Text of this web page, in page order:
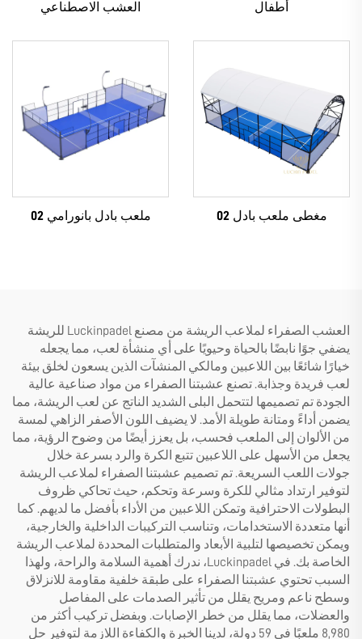
أطفال العشب الاصطناعي
مغطى ملعب بادل 02 ملعب بادل بانورامي 02
العشب الصفراء لملاعب الريشة من مصنع Luckinpadel للريشة
يضفي جوًا نابضًا بالحياة وحيويًا على أي منشأة لعب، مما يجعله
خيارًا شائعًا بين اللاعبين ومالكي المنشآت الذين يسعون لخلق بيئة
لعب فريدة وجذابة. تصنع عشبتنا الصفراء من مواد صناعية عالية
الجودة تم تصميمها لتتحمل البلى الشديد الناتج عن لعب الريشة، مما
يضمن أداءً ومتانة طويلة الأمد. لا يضيف اللون الأصفر الزاهي لمسة
من الألوان إلى الملعب فحسب، بل يعزز أيضًا من وضوح الرؤية، مما
يجعل من الأسهل على اللاعبين تتبع الكرة والرد بسرعة خلال
جولات اللعب السريعة. تم تصميم عشبتنا الصفراء لملاعب الريشة
لتوفير ارتداد مثالي للكرة وسرعة وتحكم، حيث تحاكي ظروف
البطولات الاحترافية وتمكن اللاعبين من الأداء بأفضل ما لديهم. كما
أنها متعددة الاستخدامات، وتناسب التركيبات الداخلية والخارجية،
ويمكن تخصيصها لتلبية الأبعاد والمتطلبات المحددة لملاعب الريشة
الخاصة بك. في Luckinpadel، ندرك أهمية السلامة والراحة، ولهذا
السبب تحتوي عشبتنا الصفراء على طبقة خلفية مقاومة للانزلاق
وسطح ناعم ومريح يقلل من تأثير الصدمات على المفاصل
والعضلات، مما يقلل من خطر الإصابات. وبفضل تركيب أكثر من
8,980 ملعبًا في 59 دولة، لدينا الخبرة والكفاءة اللازمة لتوفير حل